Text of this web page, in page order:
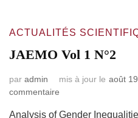
ACTUALITÉS
JAEMO Vol 1 N°2
par admin mis à jour le août
commentaire
Analysis of Gender